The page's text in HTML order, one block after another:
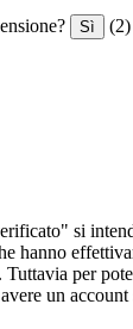
Sì (2)
si
hanno
per
un